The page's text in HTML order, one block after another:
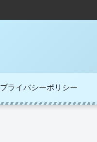
プライバシーポリシー